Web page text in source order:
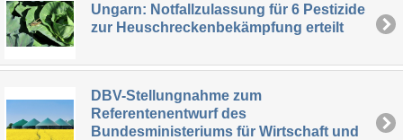
Ungarn: Notfallzulassung für 6 Pestizide
zur Heuschreckenbekämpfung erteilt
DBV-Stellungnahme zum
Referentenentwurf des
Bundesministeriums für Wirtschaft und